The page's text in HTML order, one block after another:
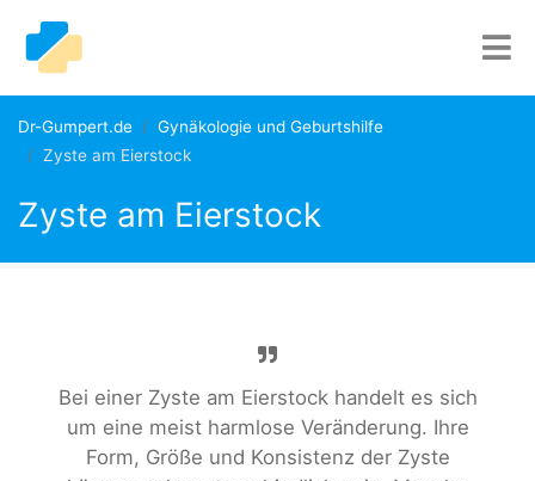
Dr-Gumpert.de
Gynäkologie und Geburtshilfe
Zyste am Eierstock
Zyste am Eierstock
Bei einer Zyste am Eierstock handelt es sich
um eine meist harmlose Veränderung. Ihre
Form, Größe und Konsistenz der Zyste